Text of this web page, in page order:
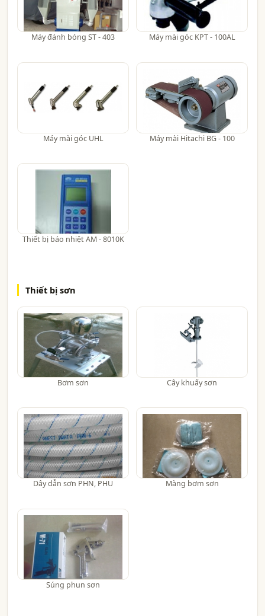
Máy đánh bóng ST - 403 Máy mài góc KPT - 100AL
Máy mài góc UHL Máy mài Hitachi BG - 100
Thiết bị báo nhiệt AM - 8010K
Thiết bị sơn
Bơm sơn Cây khuấy sơn
Dây dẫn sơn PHN, PHU Màng bơm sơn
Súng phun sơn